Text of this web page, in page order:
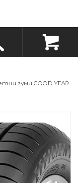
гуми GOOD YEAR